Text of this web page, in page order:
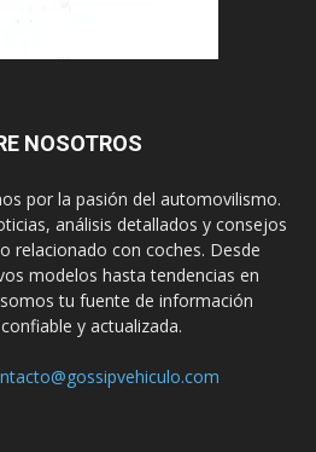
NOSOTROS
por la pasión del automovilismo.
análisis detallados y consejos
relacionado con coches. Desde
modelos hasta tendencias en
tu fuente de información
y actualizada.